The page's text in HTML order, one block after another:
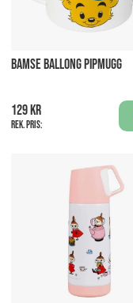
BAMSE BALLONG PIPMUGG
129 kr
Rek. pris: